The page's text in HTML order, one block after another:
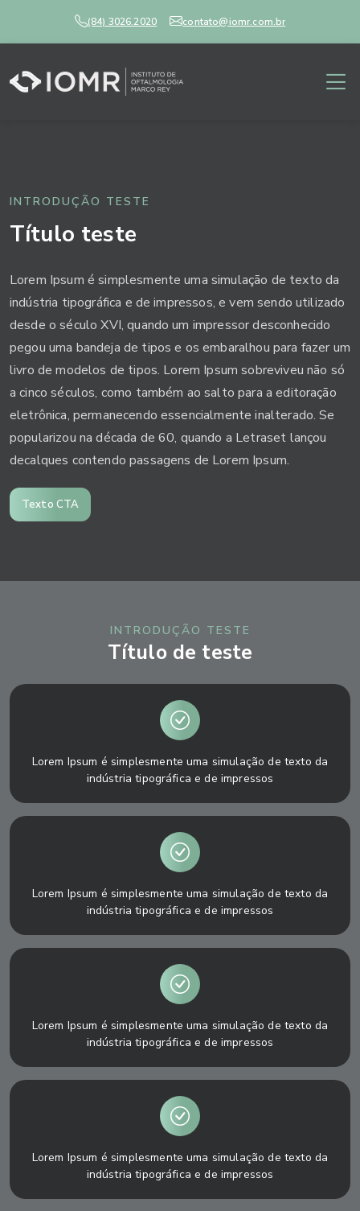
(84) 3026.2020 contato@iomr.com.br
INTRODUÇÃO TESTE
Título teste
Lorem Ipsum é simplesmente uma simulação de texto da
indústria tipográfica e de impressos, e vem sendo utilizado
desde o século XVI, quando um impressor desconhecido
pegou uma bandeja de tipos e os embaralhou para fazer um
livro de modelos de tipos. Lorem Ipsum sobreviveu não só
a cinco séculos, como também ao salto para a editoração
eletrônica, permanecendo essencialmente inalterado. Se
popularizou na década de 60, quando a Letraset lançou
decalques contendo passagens de Lorem Ipsum.
Texto CTA
INTRODUÇÃO TESTE
Título de teste
Lorem Ipsum é simplesmente uma simulação de texto da
indústria tipográfica e de impressos
Lorem Ipsum é simplesmente uma simulação de texto da
indústria tipográfica e de impressos
Lorem Ipsum é simplesmente uma simulação de texto da
indústria tipográfica e de impressos
Lorem Ipsum é simplesmente uma simulação de texto da
indústria tipográfica e de impressos